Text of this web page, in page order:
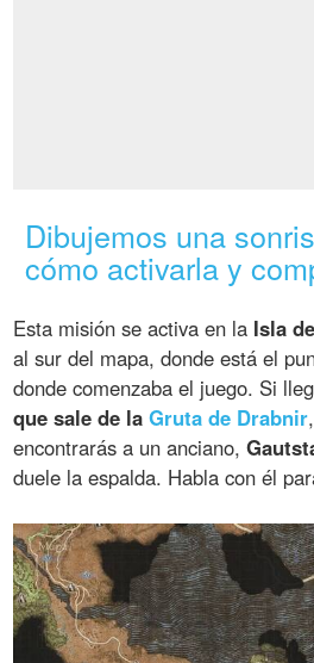
Dibujemos una
cómo activarla y
Esta misión se activa en la Isla
al sur del mapa, donde está el
donde comenzaba el juego. Si
que sale de laGruta de Drabnir
encontrarás a un anciano,
duele la espalda. Habla con él